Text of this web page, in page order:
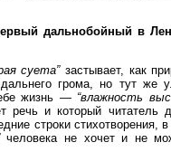
дальнобойный в
суета”застывает, как
грома, но тут же
жизнь —“влажность
речь и который читатель
строки стихотворения,
человека не хочет и не